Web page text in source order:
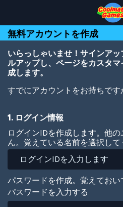
Top
of
Page
Navigation
Main
Content
Footer
ン
コ
ン
移
無料アカウントを作成
いらっしゃいませ！サインア
ルアップし、ページをカスタ
成します。
すでにアカウントをお持ちです
1. ログイン情報
ログインIDを作成します。他
ん。覚えている名前を選択して
パスワードを作成。覚えておい
パスワードを入力する